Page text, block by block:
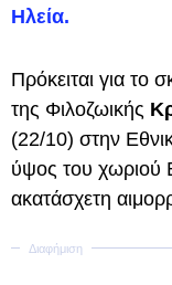
Ηλεία.
Πρόκειται για το
της Φιλοζωικής
(22/10) στην
ύψος του χωριού
ακατάσχετη